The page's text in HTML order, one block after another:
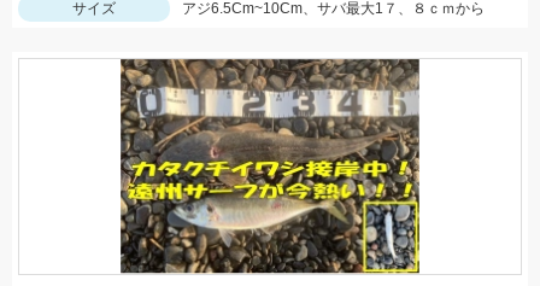
サイズ
アジ6.5Cm~10Cm、サバ最大1７、８ｃｍから